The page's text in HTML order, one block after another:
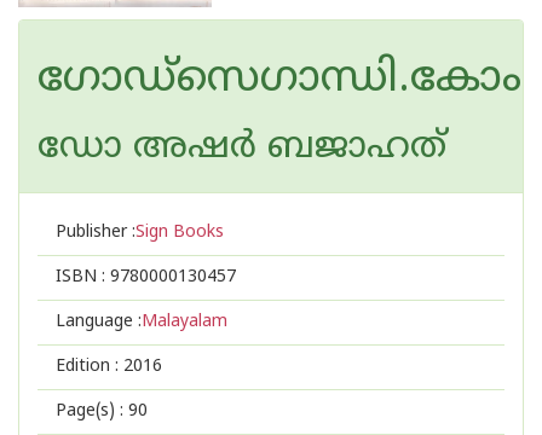
ഗോഡ്സെഗാന്ധി.കോം
ഡോ അഷര്‍ ബജാഹത്
Publisher :Sign Books
ISBN : 9780000130457
Language :Malayalam
Edition : 2016
Page(s) : 90